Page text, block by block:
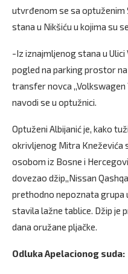
utvrđenom se sa optuženim
stana u Nikšiću u kojima su
-Iz iznajmljenog stana u Ulici
pogled na parking prostor
transfer novca
navodi se u optužnici.
Optuženi Albijanić je, kako
okrivljenog Mitra Kneževića
osobom iz Bosne i
dovezao džip,,Nissan
prethodno nepoznata grupa
stavila lažne tablice. Džip je
dana oružane pljačke.
Odluka Apelacionog suda: